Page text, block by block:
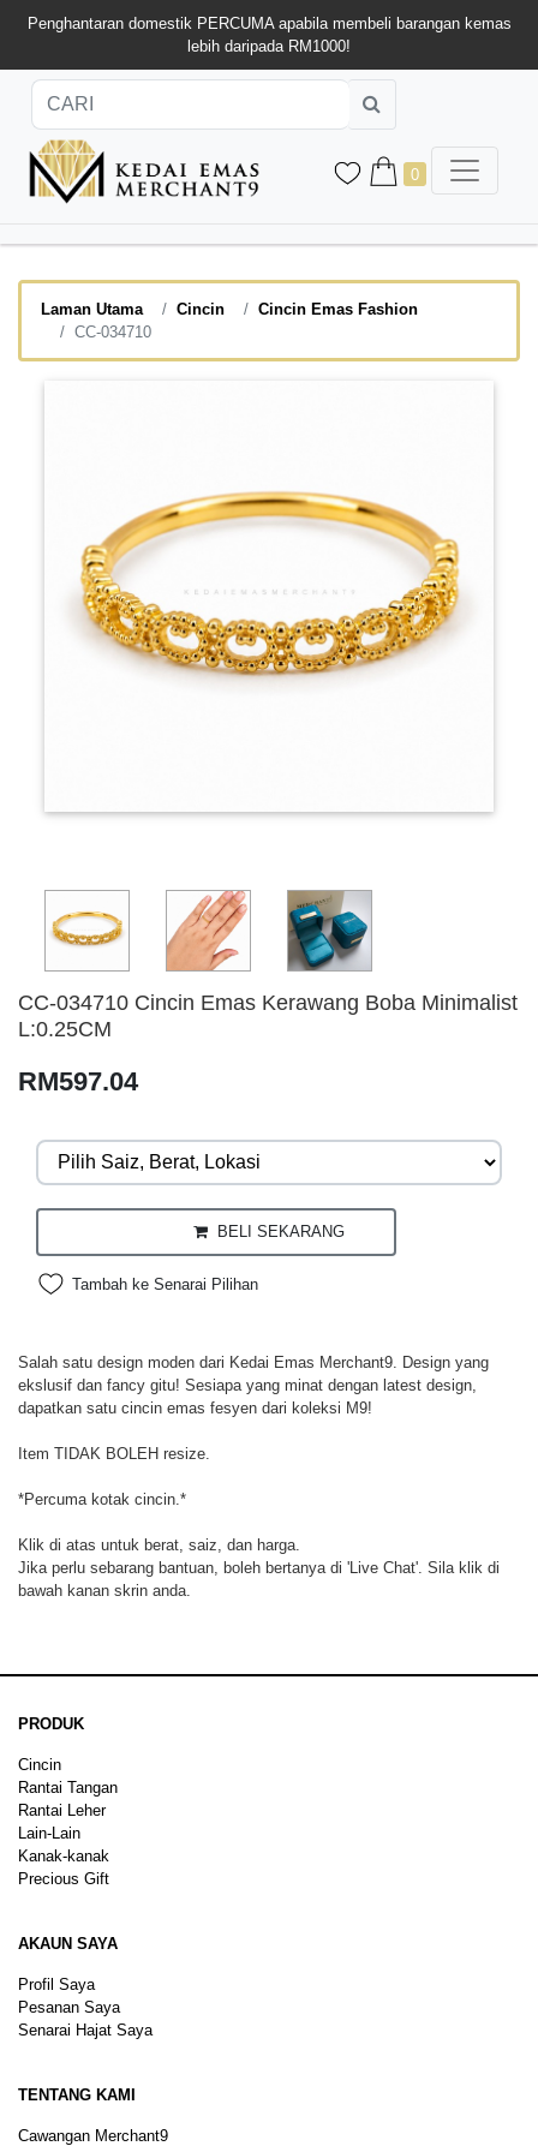
Penghantaran domestik PERCUMA apabila membeli barangan kemas
lebih daripada RM1000!
0
Laman Utama Cincin
Cincin Emas Fashion
CC-034710
CC-034710 Cincin Emas Kerawang Boba Minimalist
L:0.25CM
RM597.04
BELI SEKARANG
Tambah ke Senarai Pilihan
Salah satu design moden dari Kedai Emas Merchant9. Design yang
ekslusif dan fancy gitu! Sesiapa yang minat dengan latest design,
dapatkan satu cincin emas fesyen dari koleksi M9!
Item TIDAK BOLEH resize.
*Percuma kotak cincin.*
Klik di atas untuk berat, saiz, dan harga.
Jika perlu sebarang bantuan, boleh bertanya di 'Live Chat'. Sila klik di
bawah kanan skrin anda.
PRODUK
Cincin
Rantai Tangan
Rantai Leher
Lain-Lain
Kanak-kanak
Precious Gift
AKAUN SAYA
Profil Saya
Pesanan Saya
Senarai Hajat Saya
TENTANG KAMI
Cawangan Merchant9